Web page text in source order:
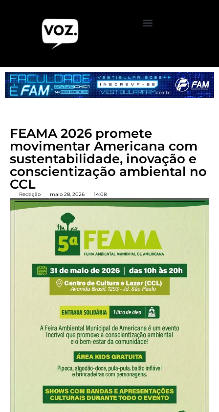
FEAMA 2026 promete
movimentar Americana com
sustentabilidade, inovação e
conscientização ambiental no
CCL
Redação maio 28, 2026 14:08